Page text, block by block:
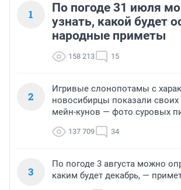
1
По погоде 31 июля
узнать, какой будет
народные приметы
158 213 15
2
Игривые слонопотамы с
новосибирцы показали
мейн-кунов — фото суровых
137 709 34
3
По погоде 3 августа можно
каким будет декабрь, —